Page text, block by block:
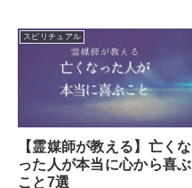
スピリチュアル
【霊媒師が教える】亡くな
った人が本当に心から喜ぶ
こと7選